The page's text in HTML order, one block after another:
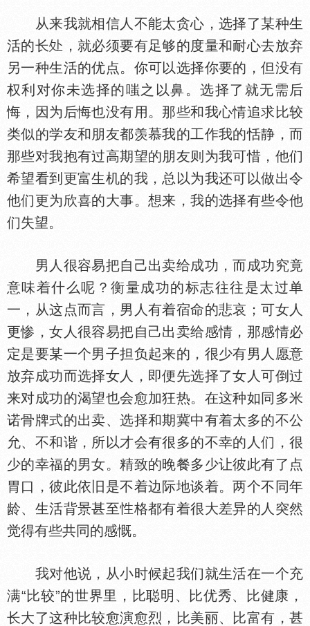
从来我就相信人不能太贪心，选择了某种生
活的长
，就必须要有足够的度量和耐心去放弃
另一种生活的优点。你可以选择你要的，但没有
权利对你未选择的嗤之以鼻。选择了就无需后
悔，因为后悔也没有用。那些和我心情追求比较
类似的学友和朋友都羡慕我的工作我的恬静，而
那些对我抱有过高期望的朋友则为我可惜，他们
希望看到更富生机的我，总以为我还可以做出令
他们更为欣喜的大事。想来，我的选择有些令他
们失望。
男人很容易把自己出卖给成功，而成功究竟
意味着什么呢？衡量成功的标志往往是太过单
一，从这点而言，男人有着宿命的悲哀；可女人
更惨，女人很容易把自己出卖给感情，那感情必
定是要某一个男子担负起来的，很少有男人愿意
放弃成功而选择女人，即便先选择了女人可倒过
来对成功的渴望也会愈加狂热。在这种如同多米
诺骨牌式的出卖、选择和期冀中有着太多的不公
允、不和谐，所以才会有很多的不幸的人们，很
少的幸福的男女。精致的晚餐多少让彼此有了点
胃口，彼此依旧是不着边际地谈着。两个不同年
龄、生活背景甚至
格都有着很大差异的人突然
觉得有些共同的感慨。
我对他说，从小时候起我们就生活在一个充
满“比较”的世界里，比聪明、比优秀、比健康，
长大了这种比较愈演愈烈，比美丽、比富有，甚